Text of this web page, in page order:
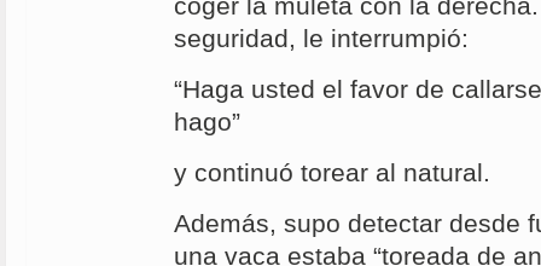
coger la muleta con la
seguridad, le interrumpió:
“Haga usted el favor de
hago”
y continuó torear al natural.
Además, supo detectar desde
una vaca estaba “toreada de